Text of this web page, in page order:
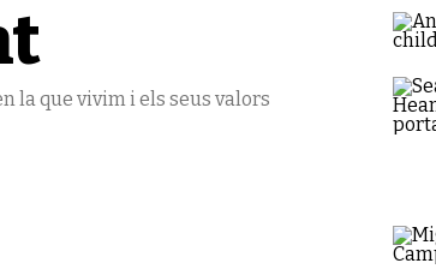
la que vivim i els seus valors